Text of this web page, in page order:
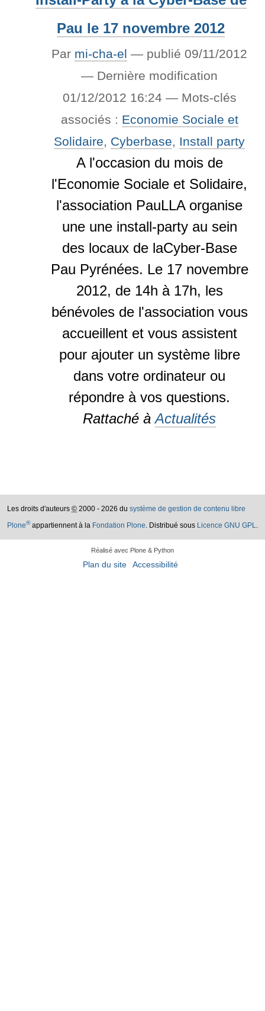
Pau le 17 novembre 2012
Par mi-cha-el — publié 09/11/2012
— Dernière modification
01/12/2012 16:24 — Mots-clés
associés : Economie Sociale et
Solidaire, Cyberbase, Install party
A l'occasion du mois de
l'Economie Sociale et Solidaire,
l'association PauLLA organise
une une install-party au sein
des locaux de laCyber-Base
Pau Pyrénées. Le 17 novembre
2012, de 14h à 17h, les
bénévoles de l'association vous
accueillent et vous assistent
pour ajouter un système libre
dans votre ordinateur ou
répondre à vos questions.
Rattaché à Actualités
Les droits d'auteurs © 2000 - 2026 du système de gestion de contenu libre
Plone®appartiennent à la Fondation Plone. Distribué sous Licence GNU GPL.
Réalisé avec Plone & Python
Plan du site Accessibilité